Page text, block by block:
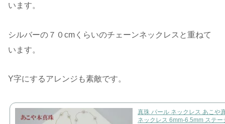
います。
シルバーの７０cmくらいのチェーンネックレスと重ねて
います。
Y字にするアレンジも素敵です。
真珠 パール ネックレス あこや
ネックレス 6mm-6.5mm ステー